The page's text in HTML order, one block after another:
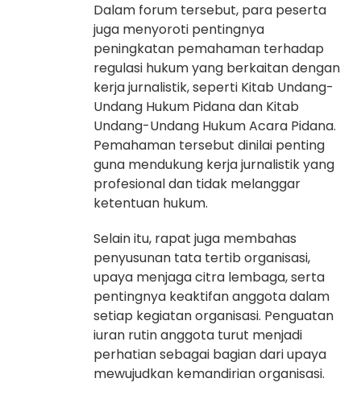
Dalam forum tersebut, para peserta
juga menyoroti pentingnya
peningkatan pemahaman terhadap
regulasi hukum yang berkaitan dengan
kerja jurnalistik, seperti Kitab Undang-
Undang Hukum Pidana dan Kitab
Undang-Undang Hukum Acara Pidana.
Pemahaman tersebut dinilai penting
guna mendukung kerja jurnalistik yang
profesional dan tidak melanggar
ketentuan hukum.
Selain itu, rapat juga membahas
penyusunan tata tertib organisasi,
upaya menjaga citra lembaga, serta
pentingnya keaktifan anggota dalam
setiap kegiatan organisasi. Penguatan
iuran rutin anggota turut menjadi
perhatian sebagai bagian dari upaya
mewujudkan kemandirian organisasi.